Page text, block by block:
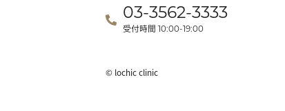
03-3562-3333
受付時間 10:00-19:00
© lochic clinic